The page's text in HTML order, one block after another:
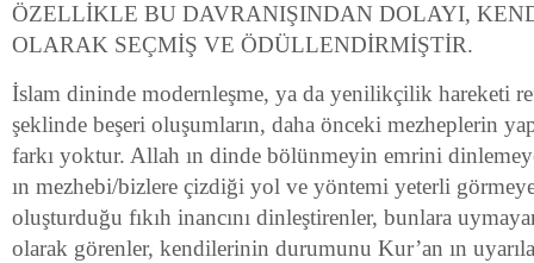
ÖZELLİKLE BU DAVRANIŞINDAN DOLAYI,
OLARAK SEÇMİŞ VE ÖDÜLLENDİRMİŞTİR.
İslam dininde modernleşme, ya da yenilikçilik hareketi
şeklinde beşeri oluşumların, daha önceki mezheplerin
farkı yoktur. Allah ın dinde bölünmeyin emrini
ın mezhebi/bizlere çizdiği yol ve yöntemi yeterli
oluşturduğu fıkıh inancını dinleştirenler, bunlara
olarak görenler, kendilerinin durumunu Kur’an ın